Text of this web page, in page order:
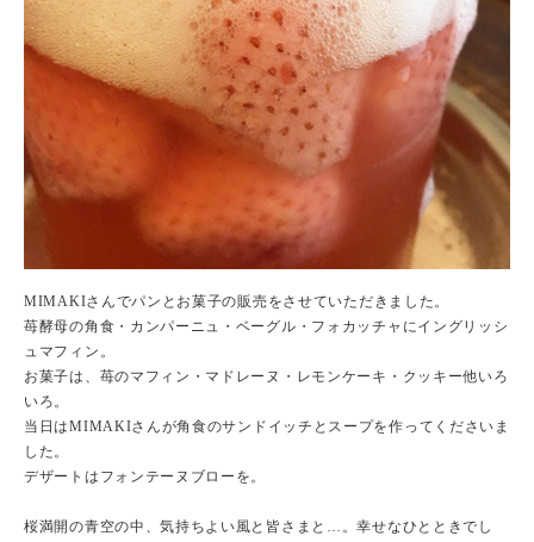
MIMAKIさんでパンとお菓子の販売をさせていただきました。
苺酵母の角食・カンパーニュ・ベーグル・フォカッチャにイングリッシ
ュマフィン。
お菓子は、苺のマフィン・マドレーヌ・レモンケーキ・クッキー他いろ
いろ。
当日はMIMAKIさんが角食のサンドイッチとスープを作ってくださいま
した。
デザートはフォンテーヌブローを。
桜満開の青空の中、気持ちよい風と皆さまと…。幸せなひとときでし